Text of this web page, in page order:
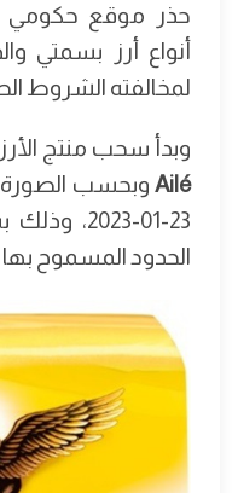
حذر موقع حكومي
أنواع أرز بسمتي
لمخالفته الشروط
وبدأ سحب منتج
Ailé وبحسب الصورة
23-01-
الحدود المسموح